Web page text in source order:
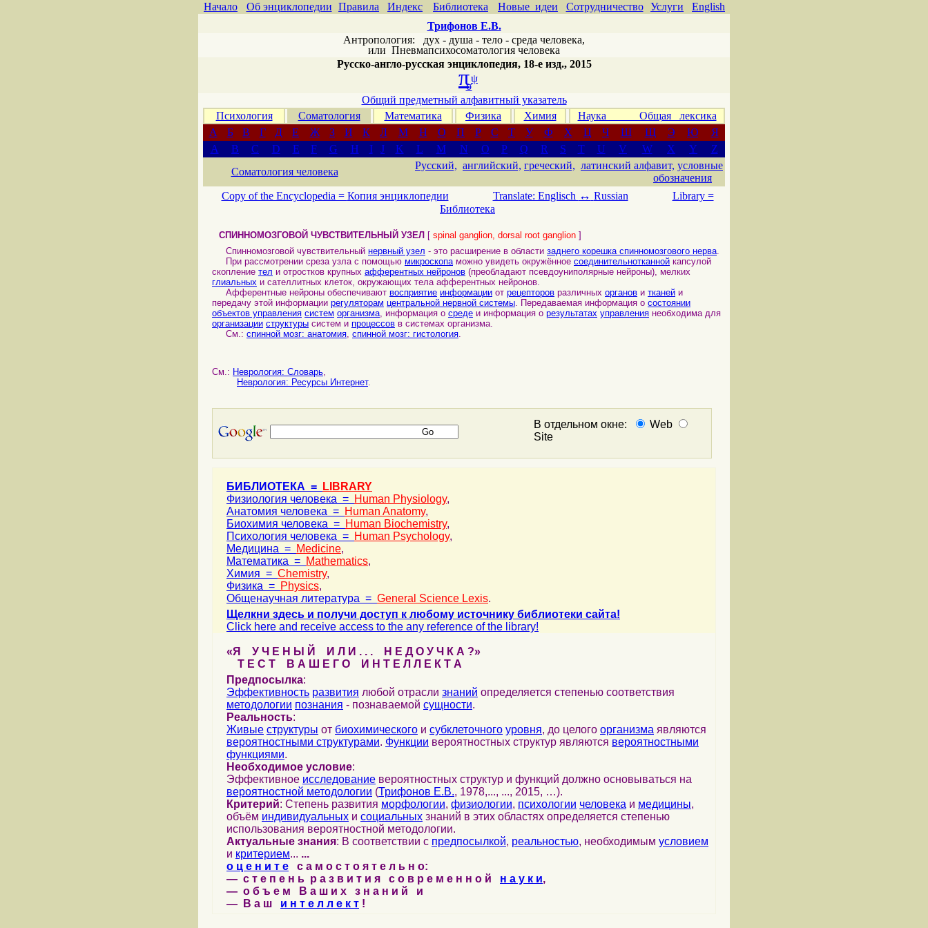
Начало Об энциклопедии Правила Индекс Библиотека Новые идеи Сотрудничество Услуги
English
Трифонов Е.В.
Антропология: дух - душа - тело - среда человека,
или Пневмапсихосоматология человека
Русско-англо-русская энциклопедия, 18-е изд., 2015
πψ
σ
Общий предметный алфавитный указатель
Психология
Соматология Математика Физика Химия
Наука Общая лексика
А
Б В Г Д Е Ж З И К Л М Н О П Р С Т У Ф Х Ц Ч Ш Щ Э Ю
Я
A
B C D E F G H I J K L M N O P Q R S T U V W X Y
Z
Соматология человека
Русский, английский, греческий, латинский алфавит, условные
обозначения
Copy of the Encyclopedia = Копия энциклопедии Translate: Englisch ↔ Russian
Library =
Библиотека
СПИННОМОЗГОВОЙ ЧУВСТВИТЕЛЬНЫЙ УЗЕЛ [ spinal ganglion, dorsal root ganglion ]
Спинномозговой чувствительный нервный узел - это расширение в области заднего корешка спинномозгового нерва.
При рассмотрении среза узла с помощью микроскопаможно увидеть окружённое соединительнотканной капсулой
скопление тел и отростков крупных афферентных нейронов (преобладают псевдоуниполярные нейроны), мелких
глиальных и сателлитных клеток, окружающих тела афферентных нейронов.
Афферентные нейроны обеспечивают восприятие информации от рецепторов различных органов и тканей и
передачу этой информации регуляторам центральной нервной системы. Передаваемая информация о состоянии
объектов управления систем организма, информация о среде и информация о результатах управления необходима для
организации структуры систем и процессов в системах организма.
См.: спинной мозг: анатомия, спинной мозг: гистология.
См.: Неврология: Словарь,
Неврология: Ресурсы Интернет.
В отдельном окне:
Web
Site
БИБЛИОТЕКА =
LIBRARY
Физиология человека = Human Physiology,
Анатомия человека = Human Anatomy,
Биохимия человека = Human Biochemistry,
Психология человека = Human Psychology,
Медицина = Medicine,
Математика = Mathematics,
Химия = Chemistry,
Физика = Physics,
Общенаучная литература = General Science Lexis.
Щелкни здесь и получи доступ к любому источнику библиотеки сайта!
Click here and receive access to the any reference of the library!
«Я У Ч Е Н Ы Й И Л И . . . Н Е Д О У Ч К А ?»
Т Е С Т В А Ш Е Г О И Н Т Е Л Л Е К Т А
Предпосылка:
Эффективность развития любой отрасли знаний определяется степенью соответствия
методологии познания - познаваемой сущности.
Реальность:
Живые структуры от биохимического и субклеточного уровня, до целого организма являются
вероятностными структурами. Функции вероятностных структур являются вероятностными
функциями.
Необходимое условие:
Эффективное исследование вероятностных структур и функций должно основываться на
вероятностной методологии (Трифонов Е.В., 1978,..., ..., 2015, …).
Критерий: Степень развития морфологии, физиологии, психологии человека и медицины,
объём индивидуальных и социальных знаний в этих областях определяется степенью
использования вероятностной методологии.
Актуальные знания: В соответствии с предпосылкой, реальностью, необходимым условием
и критерием... ...
о ц е н и т е с а м о с т о я т е л ь н о:
— с т е п е н ь р а з в и т и я с о в р е м е н н о й н а у к и,
— о б ъ е м В а ш и х з н а н и й и
— В а ш и н т е л л е к т !